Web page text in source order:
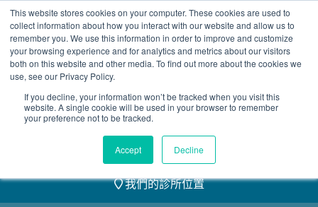
This website stores cookies on your computer. These cookies are used to
collect information about how you interact with our website and allow us to
remember you. We use this information in order to improve and customize
your browsing experience and for analytics and metrics about our visitors
both on this website and other media. To find out more about the cookies we
use, see our Privacy Policy.
If you decline, your information won’t be tracked when you visit this
website. A single cookie will be used in your browser to remember
your preference not to be tracked.
Accept Decline
Skip
to
content
2155 9055
預約
我們的醫護團隊
我們的診所位置